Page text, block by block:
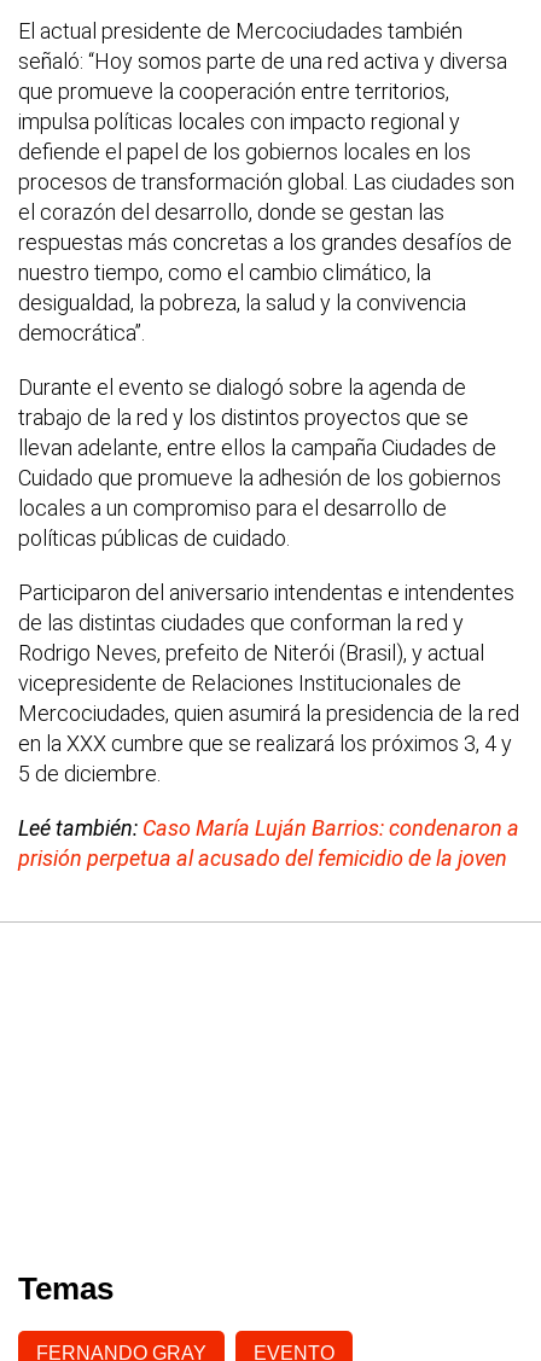
El actual presidente de Mercociudades también
señaló: “Hoy somos parte de una red activa y diversa
que promueve la cooperación entre territorios,
impulsa políticas locales con impacto regional y
defiende el papel de los gobiernos locales en los
procesos de transformación global. Las ciudades son
el corazón del desarrollo, donde se gestan las
respuestas más concretas a los grandes desafíos de
nuestro tiempo, como el cambio climático, la
desigualdad, la pobreza, la salud y la convivencia
democrática”.
Durante el evento se dialogó sobre la agenda de
trabajo de la red y los distintos proyectos que se
llevan adelante, entre ellos la campaña Ciudades de
Cuidado que promueve la adhesión de los gobiernos
locales a un compromiso para el desarrollo de
políticas públicas de cuidado.
Participaron del aniversario intendentas e intendentes
de las distintas ciudades que conforman la red y
Rodrigo Neves, prefeito de Niterói (Brasil), y actual
vicepresidente de Relaciones Institucionales de
Mercociudades, quien asumirá la presidencia de la red
en la XXX cumbre que se realizará los próximos 3, 4 y
5 de diciembre.
Leé también: Caso María Luján Barrios: condenaron a
prisión perpetua al acusado del femicidio de la joven
Temas
FERNANDO GRAY EVENTO